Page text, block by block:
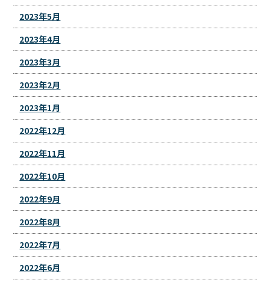
2023年5月
2023年4月
2023年3月
2023年2月
2023年1月
2022年12月
2022年11月
2022年10月
2022年9月
2022年8月
2022年7月
2022年6月